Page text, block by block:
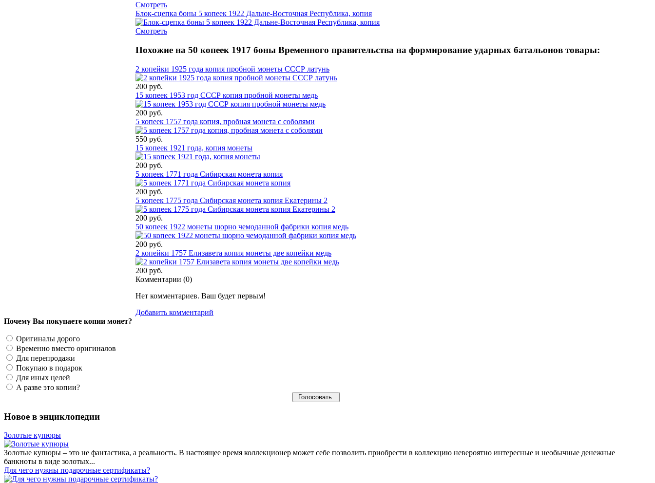
Смотреть
Блок-сцепка боны 5 копеек 1922 Дальне-Восточная Республика, копия
Смотреть
Похожие на 50 копеек 1917 боны Временного правительства на формирование ударных батальонов товары:
2 копейки 1925 года копия пробной монеты СССР латунь
200 руб.
15 копеек 1953 год СССР копия пробной монеты медь
200 руб.
5 копеек 1757 года копия, пробная монета с соболями
550 руб.
15 копеек 1921 года, копия монеты
200 руб.
5 копеек 1771 года Сибирская монета копия
200 руб.
5 копеек 1775 года Сибирская монета копия Екатерины 2
200 руб.
50 копеек 1922 монеты шорно чемоданной фабрики копия медь
200 руб.
2 копейки 1757 Елизавета копия монеты две копейки медь
200 руб.
Комментарии (0)
Нет комментариев. Ваш будет первым!
Добавить комментарий
Почему Вы покупаете копии монет?
Оригиналы дорого
Временно вместо оригиналов
Для перепродажи
Покупаю в подарок
Для иных целей
А разве это копии?
Новое в энциклопедии
Золотые купюры
Золотые купюры – это не фантастика, а реальность. В настоящее время коллекционер может себе позволить приобрести в коллекцию невероятно интересные и необычные денежные
банкноты в виде золотых...
​Для чего нужны подарочные сертификаты?